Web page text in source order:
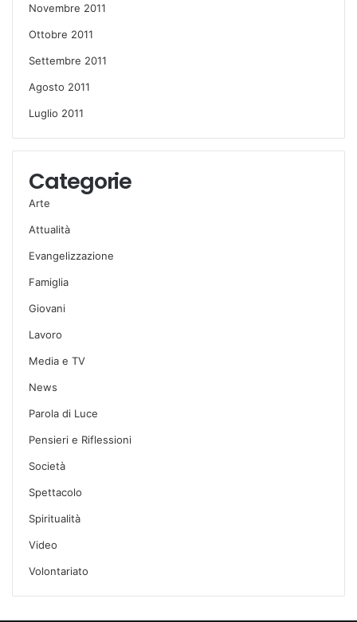
Novembre 2011
Ottobre 2011
Settembre 2011
Agosto 2011
Luglio 2011
Categorie
Arte
Attualità
Evangelizzazione
Famiglia
Giovani
Lavoro
Media e TV
News
Parola di Luce
Pensieri e Riflessioni
Società
Spettacolo
Spiritualità
Video
Volontariato